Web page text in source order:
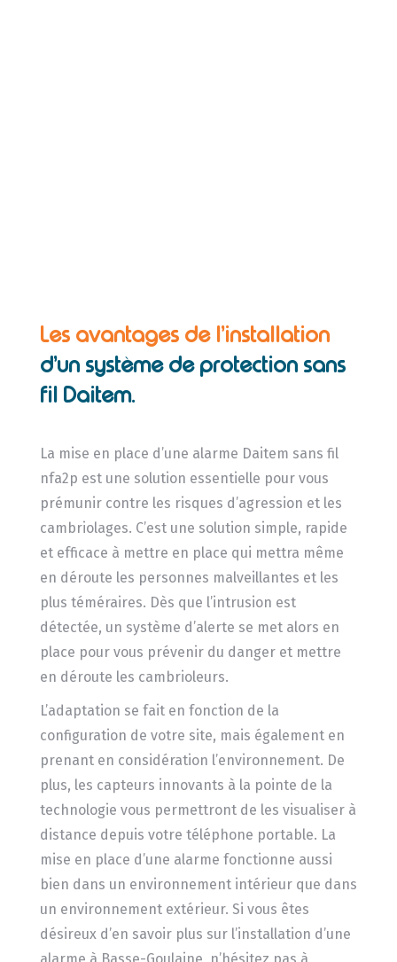
Les avantages de l’installation
d’un système de protection sans
fil Daitem.
La mise en place d’une alarme Daitem sans fil
nfa2p est une solution essentielle pour vous
prémunir contre les risques d’agression et les
cambriolages. C’est une solution simple, rapide
et efficace à mettre en place qui mettra même
en déroute les personnes malveillantes et les
plus téméraires. Dès que l’intrusion est
détectée, un système d’alerte se met alors en
place pour vous prévenir du danger et mettre
en déroute les cambrioleurs.
L’adaptation se fait en fonction de la
configuration de votre site, mais également en
prenant en considération l’environnement. De
plus, les capteurs innovants à la pointe de la
technologie vous permettront de les visualiser à
distance depuis votre téléphone portable. La
mise en place d’une alarme fonctionne aussi
bien dans un environnement intérieur que dans
un environnement extérieur. Si vous êtes
désireux d’en savoir plus sur l’installation d’une